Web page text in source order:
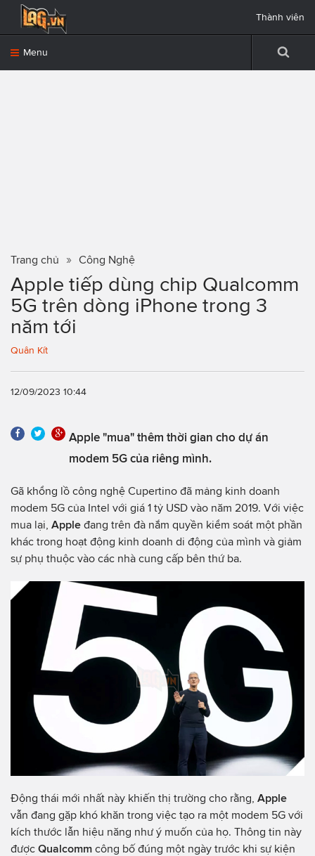
Menu
Thành viên
Trang chủ Công Nghệ
Apple tiếp dùng chip Qualcomm
5G trên dòng iPhone trong 3
năm tới
Quân Kít
12/09/2023 10:44
Apple "mua" thêm thời gian cho dự án
modem 5G của riêng mình.
Gã khổng lồ công nghệ Cupertino đã mảng kinh doanh
modem 5G của Intel với giá 1 tỷ USD vào năm 2019. Với việc
mua lại, Apple đang trên đà nắm quyền kiểm soát một phần
khác trong hoạt động kinh doanh di động của mình và giảm
sự phụ thuộc vào các nhà cung cấp bên thứ ba.
Động thái mới nhất này khiến thị trường cho rằng, Apple
vẫn đang gặp khó khăn trong việc tạo ra một modem 5G với
kích thước lẫn hiệu năng như ý muốn của họ. Thông tin này
được Qualcomm công bố đúng một ngày trước khi sự kiện